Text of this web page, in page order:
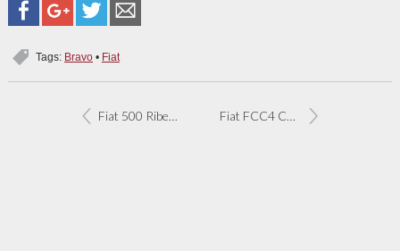
Tags: Bravo• Fiat
Fiat 500 Ribelle en 500L Urbana Trekking Fiat FCC4 Concept laat zich niet in hokje plaatsen